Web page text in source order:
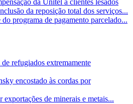
da Unitel a clientes lesados
da reposição total dos serviços...
programa de pagamento parcelado...
refugiados extremamente
encostado às cordas por
de minerais e metais...